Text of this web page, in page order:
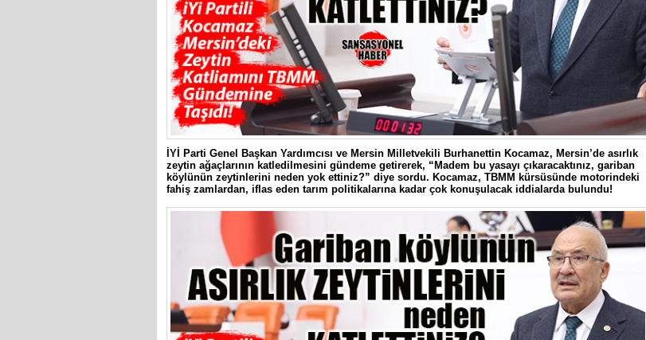
İYİ Parti Genel Başkan Yardımcısı ve Mersin Milletvekili Burhanettin Kocamaz, Mersin’de asırlık
zeytin ağaçlarının katledilmesini gündeme getirerek, “Madem bu yasayı çıkaracaktınız, gariban
köylünün zeytinlerini neden yok ettiniz?” diye sordu. Kocamaz, TBMM kürsüsünde motorindeki
fahiş zamlardan, iflas eden tarım politikalarına kadar çok konuşulacak iddialarda bulundu!